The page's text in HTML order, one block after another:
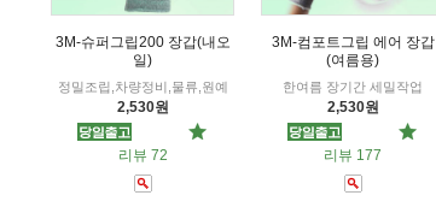
3M-슈퍼그립200 장갑(내오
일)
정밀조립,차량정비,물류,원예
2,530원
리뷰 72
3M-컴포트그립 에어 장갑
(여름용)
한여름 장기간 세밀작업
2,530원
리뷰 177